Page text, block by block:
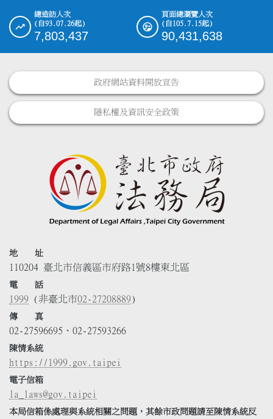
總造訪人次
(自93.07.26起)
7,803,437
頁面總瀏覽人次
(自105.7.15起)
90,431,638
政府網站資料開放宣告
隱私權及資訊安全政策
地 址
110204 臺北市信義區市府路1號8樓東北區
電 話
1999 (非臺北市02-27208889)
傳 真
02-27596695、02-27593266
陳情系統
https://1999.gov.taipei
電子信箱
la_laws@gov.taipei
本局信箱係處理與系統相關之問題，其餘市政問題請至陳情系統反